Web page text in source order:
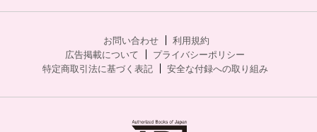
お問い合わせ
利用規約
広告掲載について
プライバシーポリシー
特定商取引法に基づく表記
安全な付録への取り組み